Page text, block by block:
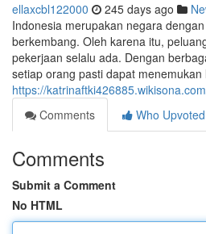
ellaxcbl122000 245 days ago
Indonesia merupakan negara
berkembang. Oleh karena itu,
pekerjaan selalu ada. Dengan
setiap orang pasti dapat menemukan
https://
Comments
Who Upvoted
Comments
Submit a Comment
No HTML